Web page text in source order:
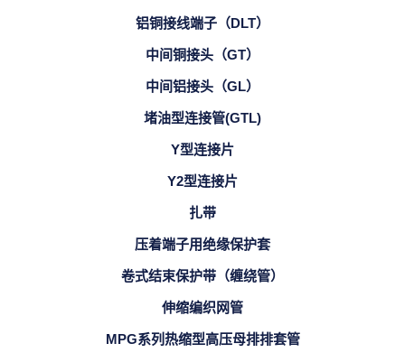
铝铜接线端子（DLT）
中间铜接头（GT）
中间铝接头（GL）
堵油型连接管(GTL)
Y型连接片
Y2型连接片
扎带
压着端子用绝缘保护套
卷式结束保护带（缠绕管）
伸缩编织网管
MPG系列热缩型高压母排排套管